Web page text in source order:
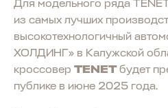
Для модельного ряда
из самых лучших
высокотехнологичный
ХОЛДИНГ» в Калужской
кроссовер TENETбудет
публике в июне 2025 года.